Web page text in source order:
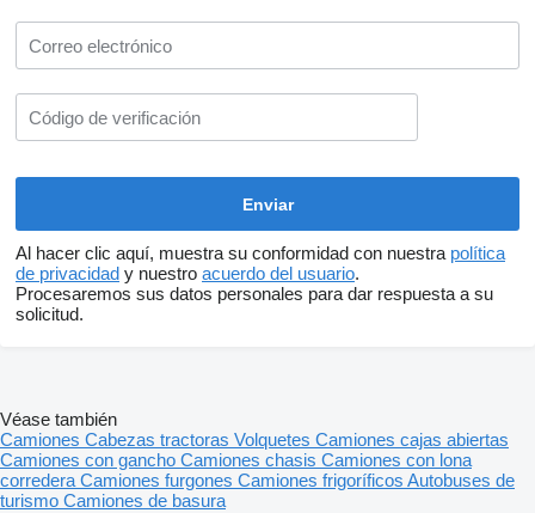
Al hacer clic aquí, muestra su conformidad con nuestra política
de privacidad y nuestro acuerdo del usuario.
Procesaremos sus datos personales para dar respuesta a su
solicitud.
Véase también
Camiones Cabezas tractoras Volquetes Camiones cajas abiertas
Camiones con gancho Camiones chasis Camiones con lona
corredera Camiones furgones Camiones frigoríficos Autobuses de
turismo Camiones de basura